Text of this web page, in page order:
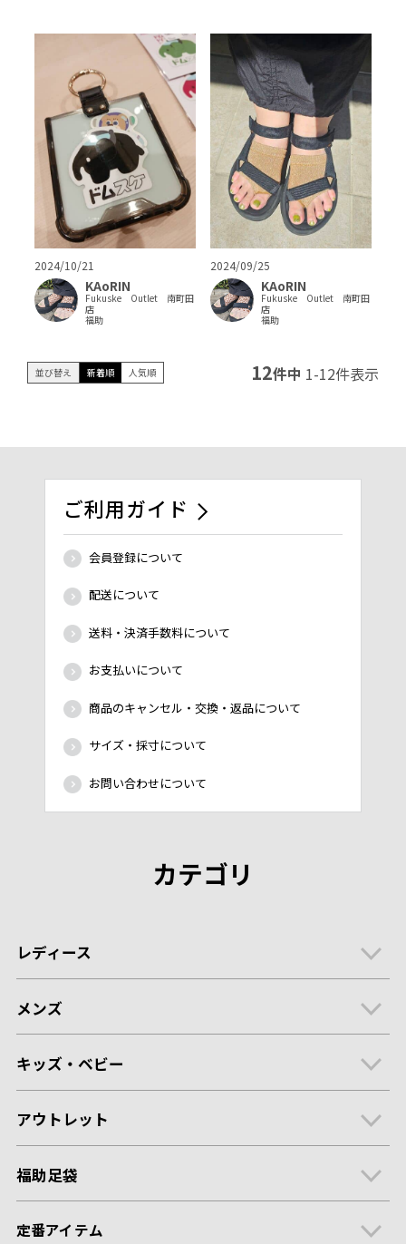
2024/10/21
KAoRIN
Fukuske Outlet 南町田
店
福助
2024/09/25
KAoRIN
Fukuske Outlet 南町田
店
福助
並び替え 新着順 人気順 12件中 1-12件表示
ご利用ガイド
会員登録について
配送について
送料・決済手数料について
お支払いについて
商品のキャンセル・交換・返品について
サイズ・採寸について
お問い合わせについて
カテゴリ
レディース
メンズ
キッズ・ベビー
アウトレット
福助足袋
定番アイテム